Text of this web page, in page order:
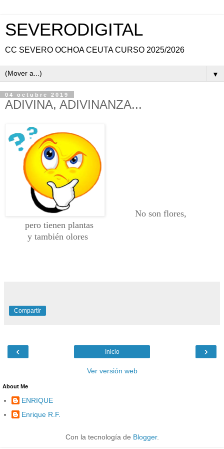
SEVERODIGITAL
CC SEVERO OCHOA CEUTA CURSO 2025/2026
▼
04 octubre 2019
ADIVINA, ADIVINANZA...
No son flores,
pero tienen plantas
y también olores
Compartir
‹ ›
Inicio
Ver versión web
About Me
ENRIQUE
Enrique R.F.
Con la tecnología de Blogger.